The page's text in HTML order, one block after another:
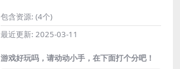
包含资源: (4个)
最近更新: 2025-03-11
游戏好玩吗，请动动小手，在下面打个分吧！